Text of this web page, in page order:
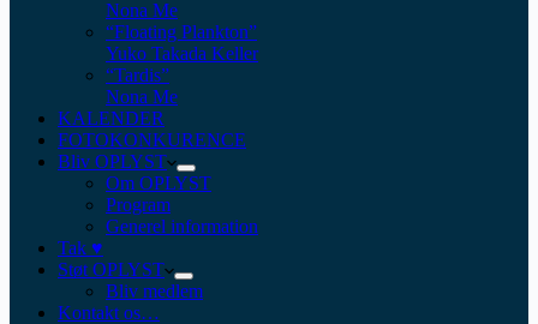
Nona Me
“Floating Plankton​”
Yuko Takada Keller
“Tardis”
Nona Me
KALENDER
FOTOKONKURENCE
Bliv OPLYST
Om OPLYST
Program
Generel information
Tak ♥
Støt OPLYST
Bliv medlem
Kontakt os…